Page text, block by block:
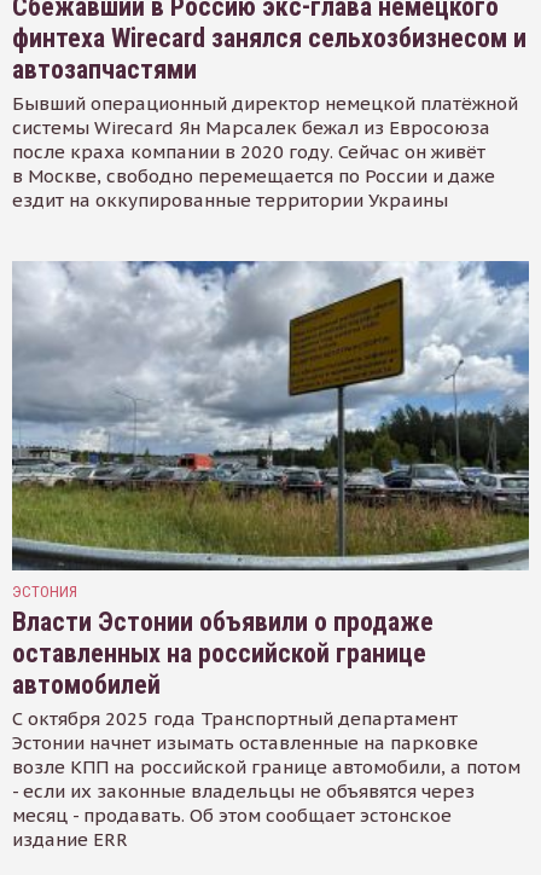
Сбежавший в Россию экс-глава немецкого
финтеха Wirecard занялся сельхозбизнесом и
автозапчастями
Бывший операционный директор немецкой платёжной
системы Wirecard Ян Марсалек бежал из Евросоюза
после краха компании в 2020 году. Сейчас он живёт
в Москве, свободно перемещается по России и даже
ездит на оккупированные территории Украины
ЭСТОНИЯ
Власти Эстонии объявили о продаже
оставленных на российской границе
автомобилей
С октября 2025 года Транспортный департамент
Эстонии начнет изымать оставленные на парковке
возле КПП на российской границе автомобили, а потом
- если их законные владельцы не объявятся через
месяц - продавать. Об этом сообщает эстонское
издание ERR